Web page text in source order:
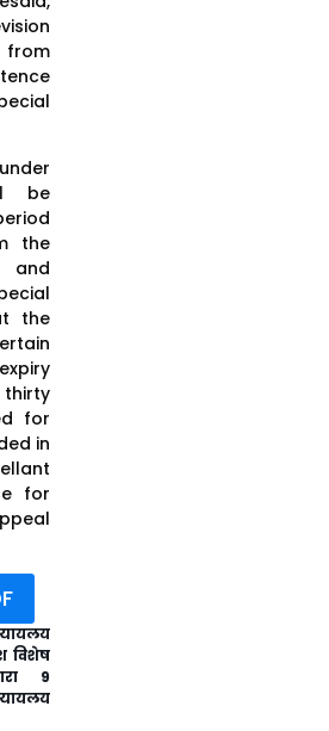
from
be
the
and
the
thirty
for
in
for
विशेष
9